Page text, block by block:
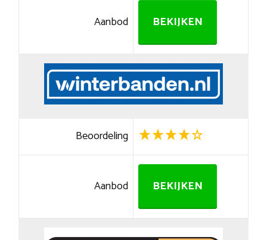
Aanbod BEKIJKEN
Beoordeling
Aanbod BEKIJKEN